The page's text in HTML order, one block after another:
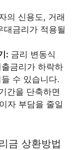
의 신용도, 거래
대금리가 적용될
: 금리 변동식
금리가 하락하
수 있습니다.
간을 단축하면
자 부담을 줄일
금 상환방법